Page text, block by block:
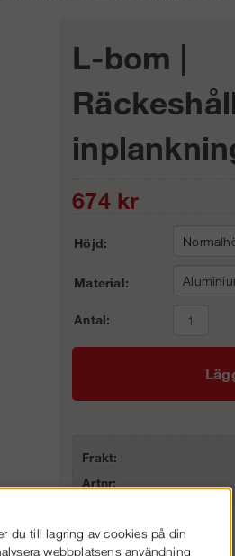
L-bom |
674kr
Höjd:
Material:
Antal:
Frakt:
Artnr:
du till lagring av cookies på din
webbplatsens användning